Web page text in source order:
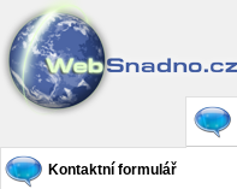
Kontaktní formulář